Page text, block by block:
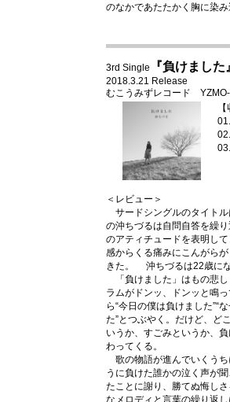
のなかであたたかく胸に染
3rd Single 『負けました
2018.3.21 Release
むこうみずレコード
＜レビュー＞
サードシングルのタイト
の沖ちづるは自問自答を繰
のアティチュードを表明し
感からくる痛みにこんがら
きた。 沖ちづるは22歳に
「負けました」はもの悲
ラムがドンッ、ドンッと鳴
ら“今日の僕は負けました
た”とつぶやく。だけど、ど
いうか、すごみというか、
わってくる。
歌の物語が進んでいくう
うに負けた誰かの泣く声が
たことに謝り、勝てぬ悔し
なメロディと言葉の繰り返